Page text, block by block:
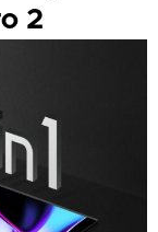
2